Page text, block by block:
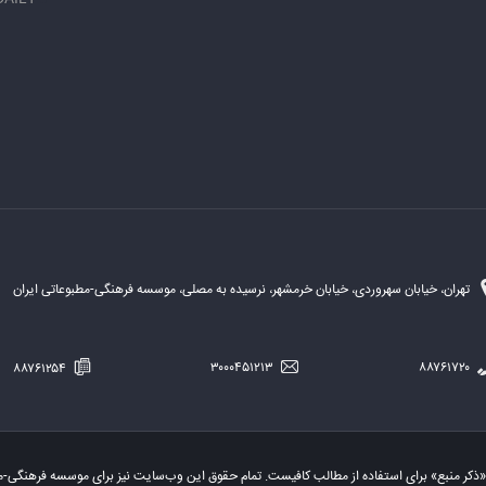
تهران، خیابان سهروردی، خیابان خرمشهر، نرسیده به مصلی، موسسه فرهنگی-مطبوعاتی ایران
«ذکر منبع» برای استفاده از مطالب کافیست. تمام حقوق این وب‌سایت نیز برای موسسه